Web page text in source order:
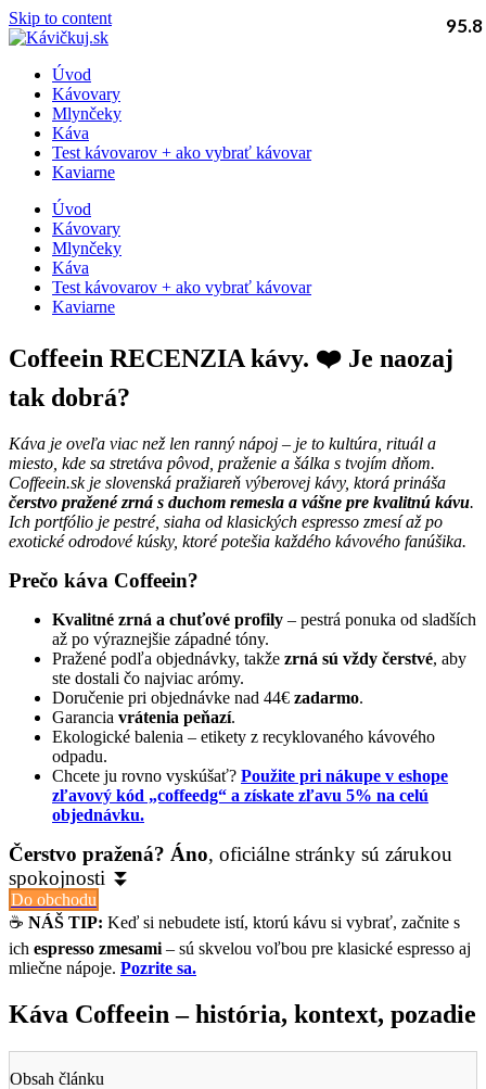
Skip to content
Úvod
Kávovary
Mlynčeky
Káva
Test kávovarov + ako vybrať kávovar
Kaviarne
Úvod
Kávovary
Mlynčeky
Káva
Test kávovarov + ako vybrať kávovar
Kaviarne
Coffeein RECENZIA kávy. ❤️ Je naozaj
tak dobrá?
Káva je oveľa viac než len ranný nápoj – je to kultúra, rituál a
miesto, kde sa stretáva pôvod, praženie a šálka s tvojím dňom.
Coffeein.sk je slovenská pražiareň výberovej kávy, ktorá prináša
čerstvo pražené zrná s duchom remesla a vášne pre kvalitnú kávu.
Ich portfólio je pestré, siaha od klasických espresso zmesí až po
exotické odrodové kúsky, ktoré potešia každého kávového fanúšika.
Prečo káva Coffeein?
Kvalitné zrná a chuťové profily – pestrá ponuka od sladších
až po výraznejšie západné tóny.
Pražené podľa objednávky, takže zrná sú vždy čerstvé, aby
ste dostali čo najviac arómy.
Doručenie pri objednávke nad 44€ zadarmo.
Garancia vrátenia peňazí.
Ekologické balenia – etikety z recyklovaného kávového
odpadu.
Chcete ju rovno vyskúšať? Použite pri nákupe v eshope
zľavový kód „coffeedg“ a získate zľavu 5% na celú
objednávku.
Čerstvo pražená? Áno, oficiálne stránky sú zárukou
spokojnosti ⏬
Do obchodu
☕ NÁŠ TIP: Keď si nebudete istí, ktorú kávu si vybrať, začnite s
ich espresso zmesami – sú skvelou voľbou pre klasické espresso aj
mliečne nápoje. Pozrite sa.
Káva Coffeein – história, kontext, pozadie
Obsah článku
95.8